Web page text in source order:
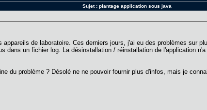
Sujet : plantage application sous java
de laboratoire. Ces derniers jours, j'ai eu des problèmes sur
dans un fichier log. La désinstallation / réinstallation de l'application
du problème ? Désolé ne ne pouvoir fournir plus d'infos, mais je